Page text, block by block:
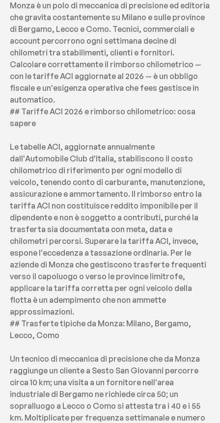
Monza è un polo di meccanica di precisione ed editoria
che gravita costantemente su Milano e sulle province
di Bergamo, Lecco e Como. Tecnici, commerciali e
account percorrono ogni settimana decine di
chilometri tra stabilimenti, clienti e fornitori.
Calcolare correttamente il rimborso chilometrico —
con le tariffe ACI aggiornate al 2026 — è un obbligo
fiscale e un'esigenza operativa che fees gestisce in
automatico.
## Tariffe ACI 2026 e rimborso chilometrico: cosa
sapere
Le tabelle ACI, aggiornate annualmente
dall'Automobile Club d'Italia, stabiliscono il costo
chilometrico di riferimento per ogni modello di
veicolo, tenendo conto di carburante, manutenzione,
assicurazione e ammortamento. Il rimborso entro la
tariffa ACI non costituisce reddito imponibile per il
dipendente e non è soggetto a contributi, purché la
trasferta sia documentata con meta, data e
chilometri percorsi. Superare la tariffa ACI, invece,
espone l'eccedenza a tassazione ordinaria. Per le
aziende di Monza che gestiscono trasferte frequenti
verso il capoluogo o verso le province limitrofe,
applicare la tariffa corretta per ogni veicolo della
flotta è un adempimento che non ammette
approssimazioni.
## Trasferte tipiche da Monza: Milano, Bergamo,
Lecco, Como
Un tecnico di meccanica di precisione che da Monza
raggiunge un cliente a Sesto San Giovanni percorre
circa 10 km; una visita a un fornitore nell'area
industriale di Bergamo ne richiede circa 50; un
sopralluogo a Lecco o Como si attesta tra i 40 e i 55
km. Moltiplicate per frequenza settimanale e numero